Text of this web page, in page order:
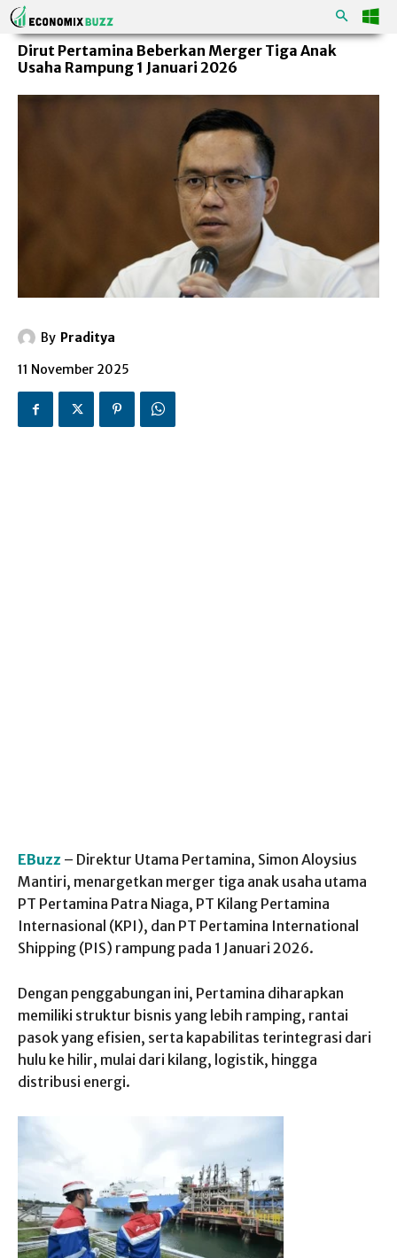
Dirut Pertamina Beberkan Merger Tiga Anak
Usaha Rampung 1 Januari 2026
By Praditya
11 November 2025
EBuzz – Direktur Utama Pertamina, Simon Aloysius
Mantiri, menargetkan merger tiga anak usaha utama
PT Pertamina Patra Niaga, PT Kilang Pertamina
Internasional (KPI), dan PT Pertamina International
Shipping (PIS) rampung pada 1 Januari 2026.
Dengan penggabungan ini, Pertamina diharapkan
memiliki struktur bisnis yang lebih ramping, rantai
pasok yang efisien, serta kapabilitas terintegrasi dari
hulu ke hilir, mulai dari kilang, logistik, hingga
distribusi energi.